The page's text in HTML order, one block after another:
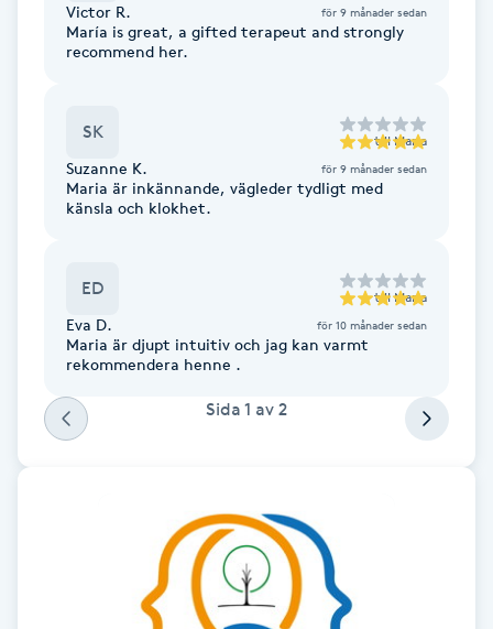
Fotvård
Fransborttagning
Fransfärgning
Fransförlängning
Fransförlängning Megavolym
Fransförlängning Volym
Victor R. för 9 månader sedan
María is great, a gifted terapeut and strongly
recommend her.
SK till Maria
Suzanne K. för 9 månader sedan
Maria är inkännande, vägleder tydligt med
känsla och klokhet.
ED till Maria
Eva D. för 10 månader sedan
Maria är djupt intuitiv och jag kan varmt
rekommendera henne .
Sida 1 av 2